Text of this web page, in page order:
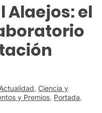
Alaejos: el
Actualidad, Ciencia y
y Premios, Portada,